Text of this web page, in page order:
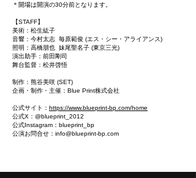
＊開場は開演の30分前となります。
【STAFF】
美術：松生紘子
音響：今村太志 毎原範俊 (エス・シー・アライアンス)
照明：高橋朋也 妹尾聖名子 (東京三光)
演出助手：前田剛司
舞台監督：松井啓悟
制作：熊谷美咲 (SET)
企画・制作・主催：Blue Print株式会社
公式サイト： https://www.blueprint-bp.com/home
公式X：@blueprint_2012
公式Instagram：blueprint_bp
​公演お問合せ： info@blueprint-bp.com